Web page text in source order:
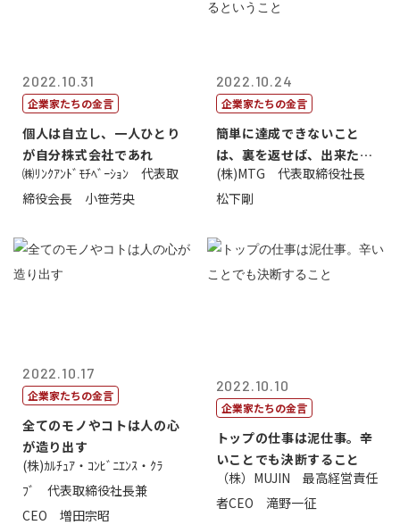
2022.10.31
企業家たちの金言
個人は自立し、一人ひとり
が自分株式会社であれ
㈱ﾘﾝｸｱﾝﾄﾞﾓﾁﾍﾞｰｼｮﾝ 代表取
締役会長 小笹芳央
2022.10.24
企業家たちの金言
簡単に達成できないこと
は、裏を返せば、出来たら
価値があるとい...
(株)MTG 代表取締役社長
松下剛
2022.10.17
企業家たちの金言
全てのモノやコトは人の心
が造り出す
(株)ｶﾙﾁｭｱ・ｺﾝﾋﾞﾆｴﾝｽ・ｸﾗ
ﾌﾞ 代表取締役社長兼
CEO 増田宗昭
2022.10.10
企業家たちの金言
トップの仕事は泥仕事。辛
いことでも決断すること
（株）MUJIN 最高経営責任
者CEO 滝野一征